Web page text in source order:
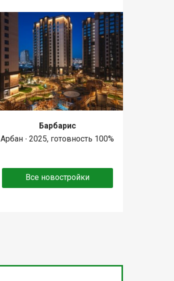
Барбарис
Арбан ∙ 2025, готовность 100%
Все новостройки